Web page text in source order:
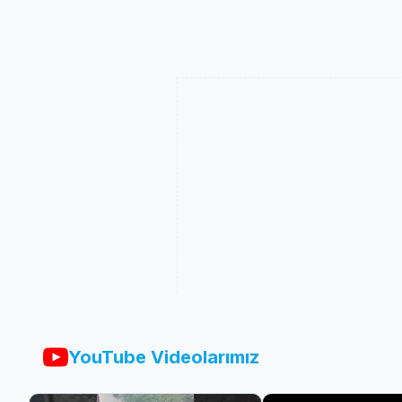
YouTube Videolarımız